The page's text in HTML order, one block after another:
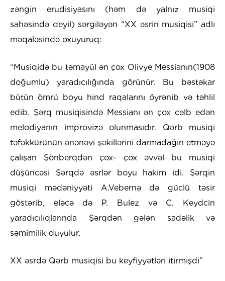
zəngin erudisiyasını (həm də yalnız musiqi
sahəsində deyil) sərgiləyən “XX əsrin musiqisi” adlı
məqaləsində oxuyuruq:
“Musiqidə bu təmayül ən çox Olivye Messianın(1908
doğumlu) yaradıcılığında görünür. Bu bəstəkar
bütün ömrü boyu hind raqalarını öyrənib və təhlil
edib. Şərq musiqisində Messianı ən çox cəlb edən
melodiyanın improvizə olunmasıdır. Qərb musiqi
təfəkkürünün ənənəvi şəkillərini darmadağın etməyə
çalışan Şönberqdən çox- çox əvvəl bu musiqi
düşüncəsi Şərqdə əsrlər boyu hakim idi. Şərqin
musiqi mədəniyyəti A.Vebernə də güclü təsir
göstərib, eləcə də P. Bulez və C. Keydcin
yaradıcılıqlarında Şərqdən gələn sadəlik və
səmimilik duyulur.
XX əsrdə Qərb musiqisi bu keyfiyyətləri itirmişdi”